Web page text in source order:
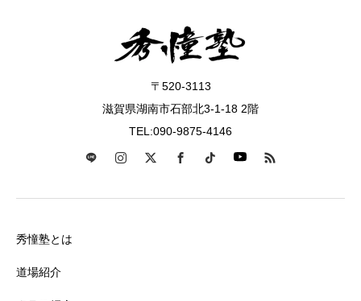
〒520-3113
滋賀県湖南市石部北3-1-18 2階
TEL:090-9875-4146
秀憧塾とは
道場紹介